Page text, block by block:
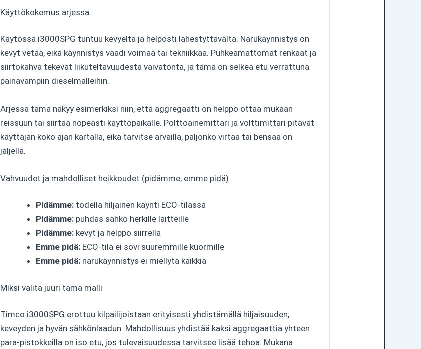
Käyttökokemus arjessa
Käytössä i3000SPG tuntuu kevyeltä ja helposti lähestyttävältä. Narukäynnistys on
kevyt vetää, eikä käynnistys vaadi voimaa tai tekniikkaa. Puhkeamattomat renkaat ja
siirtokahva tekevät liikuteltavuudesta vaivatonta, ja tämä on selkeä etu verrattuna
painavampiin dieselmalleihin.
Arjessa tämä näkyy esimerkiksi niin, että aggregaatti on helppo ottaa mukaan
reissuun tai siirtää nopeasti käyttöpaikalle. Polttoainemittari ja volttimittari pitävät
käyttäjän koko ajan kartalla, eikä tarvitse arvailla, paljonko virtaa tai bensaa on
jäljellä.
Vahvuudet ja mahdolliset heikkoudet (pidämme, emme pidä)
Pidämme:todella hiljainen käynti ECO-tilassa
Pidämme:puhdas sähkö herkille laitteille
Pidämme:kevyt ja helppo siirrellä
Emme pidä:ECO-tila ei sovi suuremmille kuormille
Emme pidä:narukäynnistys ei miellytä kaikkia
Miksi valita juuri tämä malli
Timco i3000SPG erottuu kilpailijoistaan erityisesti yhdistämällä hiljaisuuden,
keveyden ja hyvän sähkönlaadun. Mahdollisuus yhdistää kaksi aggregaattia yhteen
para-pistokkeilla on iso etu, jos tulevaisuudessa tarvitsee lisää tehoa. Mukana